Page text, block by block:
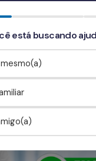
ajuda para o
está buscando